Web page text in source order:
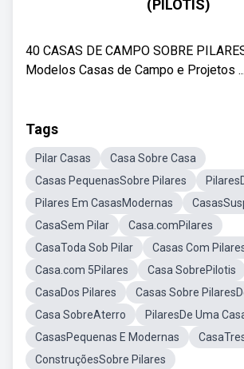
(PILOTIS)
40 CASAS DE CAMPO SOBRE
Modelos Casas de Campo e Projetos ...
Tags
Pilar Casas
Casa Sobre Casa
Casas PequenasSobre Pilares
Pilares Em CasasModernas
CasaSem Pilar
Casa.comPilares
CasaToda Sob Pilar
Casas Com
Casa.com 5Pilares
Casa SobrePilotis
CasaDos Pilares
Casas Sobre
Casa SobreAterro
PilaresDe Uma
CasasPequenas E Modernas
ConstruçõesSobre Pilares